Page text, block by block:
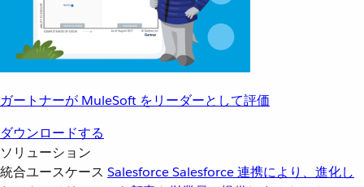
ガートナーが MuleSoft をリーダーとして評価
ダウンロードする
ソリューション
統合ユースケース SalesforceSalesforce 連携により、進化し